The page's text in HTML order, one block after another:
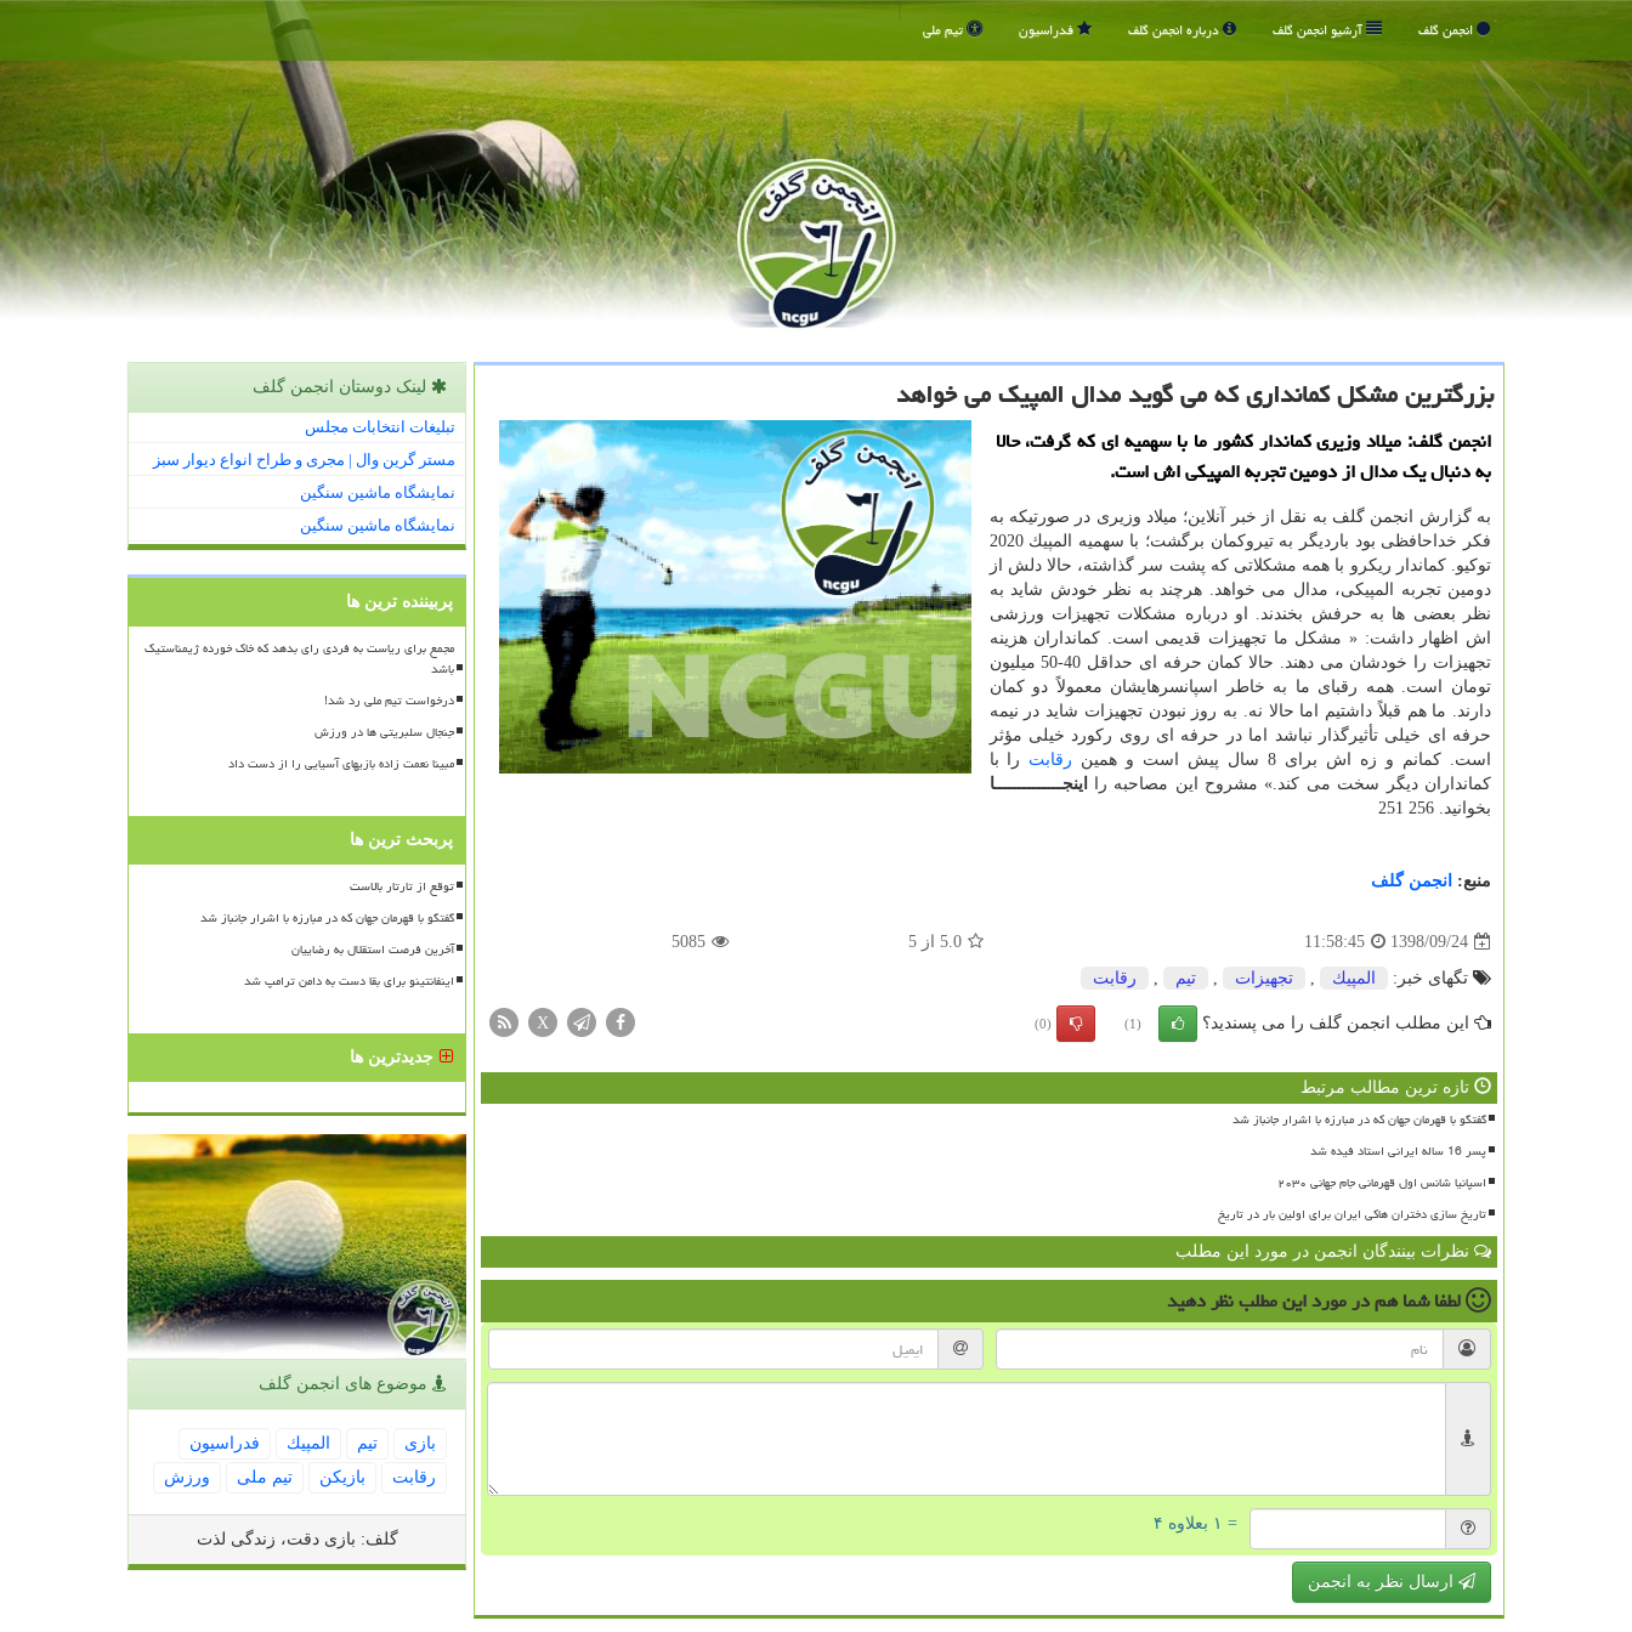
انجمن گلف آرشیو انجمن گلف درباره انجمن گلف فدراسیون تیم ملی
بزرگترین مشكل كمانداری كه می گوید مدال المپیك می خواهد
انجمن گلف: میلاد وزیری كماندار كشور ما با سهمیه ای كه گرفت، حالا
به دنبال یك مدال از دومین تجربه المپیكی اش است.
به گزارش انجمن گلف به نقل از خبر آنلاین؛ میلاد وزیری در صورتیكه به
فكر خداحافظی بود باردیگر به تیروكمان برگشت؛ با سهمیه المپیك 2020
توكیو. كماندار ریكرو با همه مشكلاتی كه پشت سر گذاشته، حالا دلش از
دومین تجربه المپیكی، مدال می خواهد. هرچند به نظر خودش شاید به
نظر بعضی ها به حرفش بخندند. او درباره مشكلات تجهیزات ورزشی
اش اظهار داشت: « مشكل ما تجهیزات قدیمی است. كمانداران هزینه
تجهیزات را خودشان می دهند. حالا كمان حرفه ای حداقل 40-50 میلیون
تومان است. همه رقبای ما به خاطر اسپانسرهایشان معمولاً دو كمان
دارند. ما هم قبلاً داشتیم اما حالا نه. به روز نبودن تجهیزات شاید در نیمه
حرفه ای خیلی تأثیرگذار نباشد اما در حرفه ای روی ركورد خیلی مؤثر
است. كمانم و زه اش برای 8 سال پیش است و همین
رقابت را با
كمانداران دیگر سخت می كند.» مشروح این مصاحبه را
اینجــــــــــــــا
بخوانید. 256 251
منبع: انجمن گلف
1398/09/24
11:58:45
5.0 از5
5085
تگهای خبر: المپیك , تجهیزات , تیم , رقابت
این مطلب انجمن گلف را می پسندید؟ (1)
(0)
X
تازه ترین مطالب مرتبط
گفتگو با قهرمان جهان که در مبارزه با اشرار جانباز شد
پسر 16 ساله ایرانی استاد فیده شد
اسپانیا شانس اول قهرمانی جام جهانی ۲۰۳۰
تاریخ سازی دختران هاکی ایران برای اولین بار در تاریخ
نظرات بینندگان انجمن در مورد این مطلب
لطفا شما همدر مورد این مطلبنظر دهید
= ۱ بعلاوه ۴
ارسال نظر به انجمن
لینک دوستان انجمن گلف
تبلیغات انتخابات مجلس
مستر گرین وال | مجری و طراح انواع دیوار سبز
نمایشگاه ماشین سنگین
نمایشگاه ماشین سنگین
پربیننده ترین ها
مجمع برای ریاست به فردی رای بدهد که خاک خورده ژیمناستیک
باشد
درخواست تیم ملی رد شد!
جنجال سلبریتی ها در ورزش
مبینا نعمت زاده بازیهای آسیایی را از دست داد
پربحث ترین ها
توقع از تارتار بالاست
گفتگو با قهرمان جهان که در مبارزه با اشرار جانباز شد
آخرین فرصت استقلال به رضاییان
اینفانتینو برای بقا دست به دامن ترامپ شد
جدیدترین ها
موضوع های انجمن گلف
بازی تیم المپیك
فدراسیون
رقابت
بازیكن تیم ملی ورزش
گلف: بازی دقت، زندگی لذت